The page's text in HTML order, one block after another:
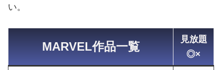
い。
MARVEL作品一覧
見放題
◎×